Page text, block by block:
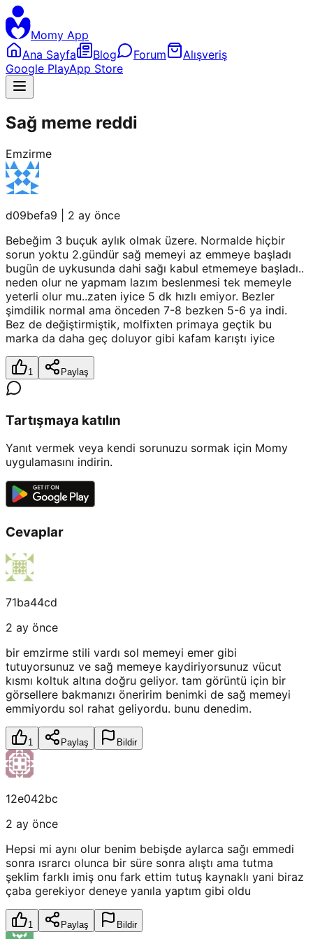
Momy App
Ana Sayfa
Blog Forum
Alışveriş
Google PlayApp Store
Sağ meme reddi
Emzirme
d09befa9
2 ay önce
Bebeğim 3 buçuk aylık olmak üzere. Normalde hiçbir
sorun yoktu 2.gündür sağ memeyi az emmeye başladı
bugün de uykusunda dahi sağı kabul etmemeye başladı..
neden olur ne yapmam lazım beslenmesi tek memeyle
yeterli olur mu..zaten iyice 5 dk hızlı emiyor. Bezler
şimdilik normal ama önceden 7-8 bezken 5-6 ya indi.
Bez de değiştirmiştik, molfixten primaya geçtik bu
marka da daha geç doluyor gibi kafam karıştı iyice
1 Paylaş
Tartışmaya katılın
Yanıt vermek veya kendi sorunuzu sormak için Momy
uygulamasını indirin.
Cevaplar
71ba44cd
2 ay önce
bir emzirme stili vardı sol memeyi emer gibi
tutuyorsunuz ve sağ memeye kaydiriyorsunuz vücut
kısmı koltuk altına doğru geliyor. tam görüntü için bir
görsellere bakmanızı öneririm benimki de sağ memeyi
emmiyordu sol rahat geliyordu. bunu denedim.
1 Paylaş Bildir
12e042bc
2 ay önce
Hepsi mi aynı olur benim bebişde aylarca sağı emmedi
sonra ısrarcı olunca bir süre sonra alıştı ama tutma
şeklim farklı imiş onu fark ettim tutuş kaynaklı yani biraz
çaba gerekiyor deneye yanıla yaptım gibi oldu
1 Paylaş Bildir